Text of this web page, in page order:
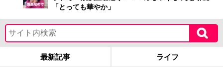
「とっても華やか」
最新記事 ライフ